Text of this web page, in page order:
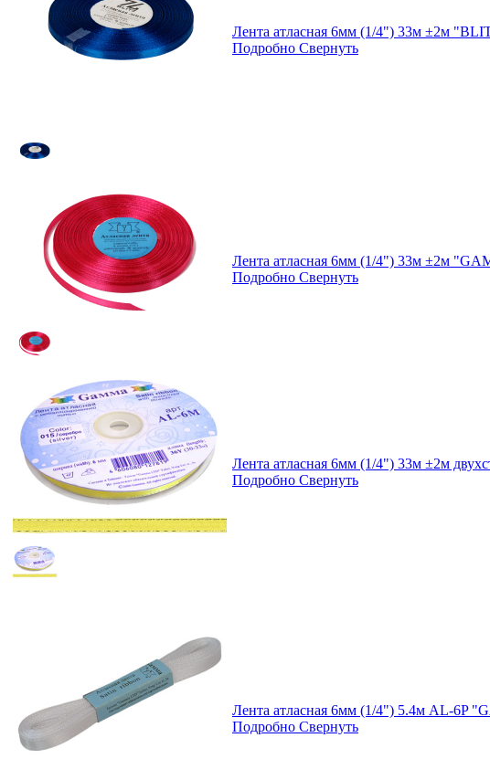
Лента атласная 6мм (1/4") 33м ±2м
Подробно Свернуть
Лента атласная 6мм (1/4") 33м ±2м
Подробно Свернуть
Лента атласная 6мм (1/4") 33м ±2м
Подробно Свернуть
Лента атласная 6мм (1/4") 5.4м AL-
Подробно Свернуть